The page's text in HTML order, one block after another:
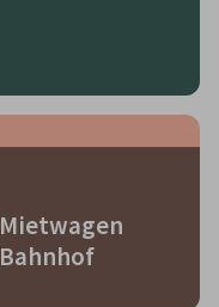
Mietwagen
Bahnhof